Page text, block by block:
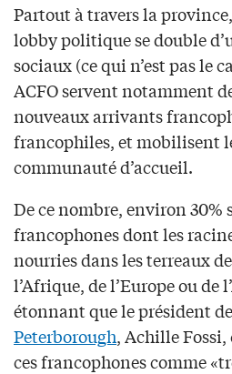
Partout à travers la
lobby politique se double
sociaux (ce qui n’est pas le
ACFO servent notamment
nouveaux arrivants
francophiles, et mobilisent
communauté d’accueil.
De ce nombre, environ 30%
francophones dont les
nourries dans les terreaux
l’Afrique, de l’Europe ou de
étonnant que le président de
Peterborough, Achille Fossi,
ces francophones comme